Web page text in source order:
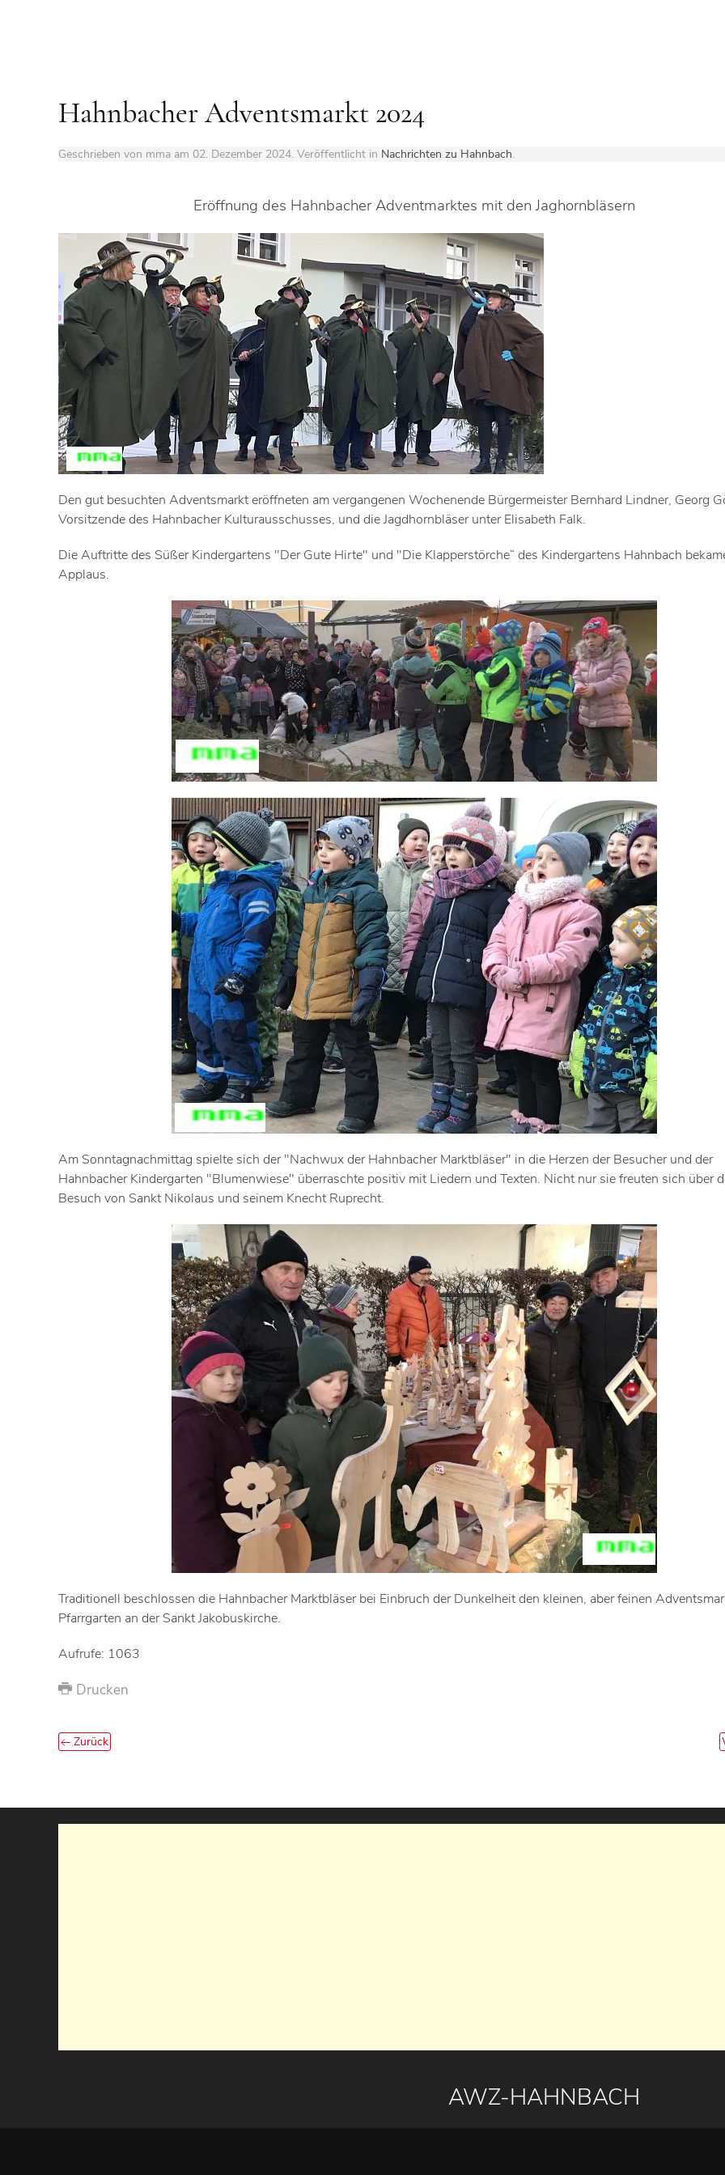
Hahnbacher Adventsmarkt 2024
Geschrieben von mma am 02. Dezember 2024. Veröffentlicht in Nachrichten zu Hahnbach.
Eröffnung des Hahnbacher Adventmarktes mit den Jaghornbläsern
Den gut besuchten Adventsmarkt eröffneten am vergangenen Wochenende Bürgermeister Bernhard Lindner, Georg
Vorsitzende des Hahnbacher Kulturausschusses, und die Jagdhornbläser unter Elisabeth Falk.
Die Auftritte des Süßer Kindergartens "Der Gute Hirte" und "Die Klapperstörche“ des Kindergartens Hahnbach
Applaus.
Am Sonntagnachmittag spielte sich der "Nachwux der Hahnbacher Marktbläser" in die Herzen der Besucher und der
Hahnbacher Kindergarten "Blumenwiese" überraschte positiv mit Liedern und Texten. Nicht nur sie freuten sich über
Besuch von Sankt Nikolaus und seinem Knecht Ruprecht.
Traditionell beschlossen die Hahnbacher Marktbläser bei Einbruch der Dunkelheit den kleinen, aber feinen
Pfarrgarten an der Sankt Jakobuskirche.
Aufrufe: 1063
Drucken
Zurück
AWZ-HAHNBACH